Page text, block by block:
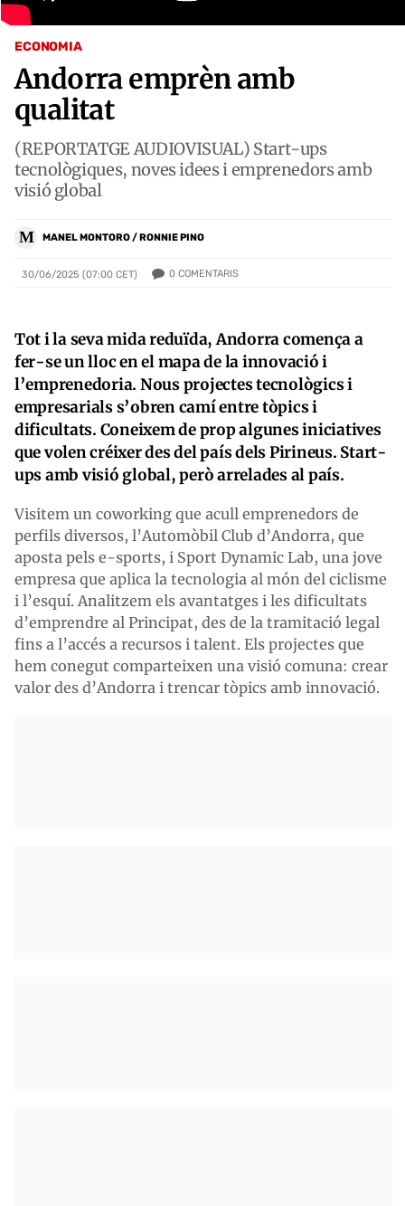
ECONOMIA
Andorra emprèn amb
qualitat
(REPORTATGE AUDIOVISUAL) Start-ups
tecnològiques, noves idees i emprenedors amb
visió global
M MANEL MONTORO / RONNIE PINO
30/06/2025 (07:00 CET) 0 COMENTARIS
Tot i la seva mida reduïda, Andorra comença a
fer-se un lloc en el mapa de la innovació i
l’emprenedoria. Nous projectes tecnològics i
empresarials s’obren camí entre tòpics i
dificultats. Coneixem de prop algunes iniciatives
que volen créixer des del país dels Pirineus. Start-
ups amb visió global, però arrelades al país.
Visitem un coworking que acull emprenedors de
perfils diversos, l’Automòbil Club d’Andorra, que
aposta pels e-sports, i Sport Dynamic Lab, una jove
empresa que aplica la tecnologia al món del ciclisme
i l’esquí. Analitzem els avantatges i les dificultats
d’emprendre al Principat, des de la tramitació legal
fins a l’accés a recursos i talent. Els projectes que
hem conegut comparteixen una visió comuna: crear
valor des d’Andorra i trencar tòpics amb innovació.